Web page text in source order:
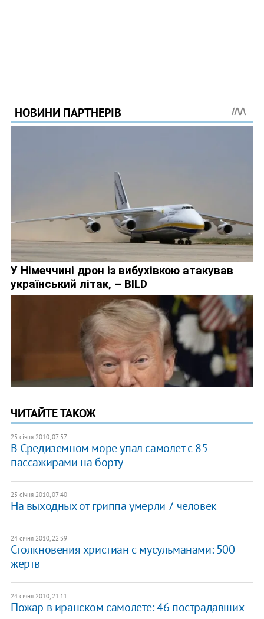
ЧИТАЙТЕ ТАКОЖ
25 січня 2010, 07:57
В Средиземном море упал самолет с 85
пассажирами на борту
25 січня 2010, 07:40
На выходных от гриппа умерли 7 человек
24 січня 2010, 22:39
Столкновения христиан с мусульманами: 500
жертв
24 січня 2010, 21:11
Пожар в иранском самолете: 46 пострадавших